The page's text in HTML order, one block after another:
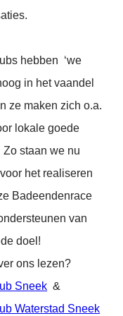
hebben ‘we
in het vaandel
ze maken zich o.a.
lokale goede
Zo staan we nu
het realiseren
Badeendenrace
van
doel!
ons lezen?
Sneek &
Waterstad Sneek